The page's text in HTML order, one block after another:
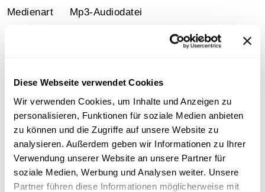
Diese Webseite verwendet Cookies
Wir verwenden Cookies, um Inhalte und Anzeigen zu
personalisieren, Funktionen für soziale Medien anbieten
zu können und die Zugriffe auf unsere Website zu
analysieren. Außerdem geben wir Informationen zu Ihrer
Verwendung unserer Website an unsere Partner für
soziale Medien, Werbung und Analysen weiter. Unsere
Partner führen diese Informationen möglicherweise mit
Medienart Mp3-Audiodatei
Information
Inhalt
Interviews und Reportagen zur Geschichte des
Radios in Österreich
Sammlungsgeschichte